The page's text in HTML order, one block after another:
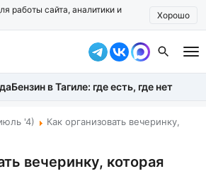
работы сайта, аналитики и
Хорошо
Бензин в Тагиле: где есть, где нет
'4)
Как организовать вечеринку,
вечеринку, которая